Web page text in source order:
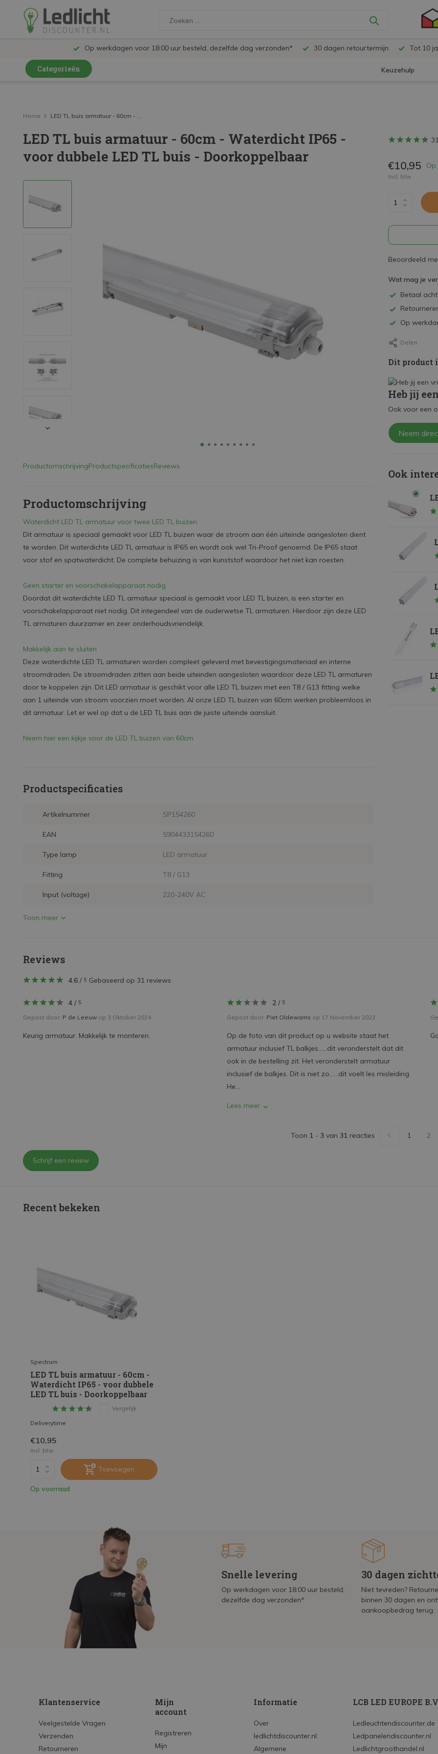
Op werkdagen voor 18:00 uur besteld, dezelfde dag verzonden* 30 dagen retourtermijn Tot 10
Categorieën Keuzehulp
LED Railspots
LED Panelen
LED TL
LED High Bay lampen
Installatiemateriaal
Mega Sale
Home LED TL buis armatuur - 60cm - ...
LED TL buis armatuur - 60cm - Waterdicht IP65 -
voor dubbele LED TL buis - Doorkoppelbaar
ProductomschrijvingProductspecificatiesReviews
Productomschrijving
Waterdicht LED TL armatuur voor twee LED TL buizen
Dit armatuur is speciaal gemaakt voor LED TL buizen waar de stroom aan één uiteinde aangesloten dient
te worden. Dit waterdichte LED TL armatuur is IP65 en wordt ook wel Tri-Proof genoemd. De IP65 staat
voor stof en spatwaterdicht. De complete behuizing is van kunststof waardoor het niet kan roesten.
Geen starter en voorschakelapparaat nodig
Doordat dit waterdichte LED TL armatuur speciaal is gemaakt voor LED TL buizen, is een starter en
voorschakelapparaat niet nodig. Dit integendeel van de ouderwetse TL armaturen. Hierdoor zijn deze LED
TL armaturen duurzamer en zeer onderhoudsvriendelijk.
Makkelijk aan te sluiten
Deze waterdichte LED TL armaturen worden compleet geleverd met bevestigingsmateriaal en interne
stroomdraden. De stroomdraden zitten aan beide uiteinden aangesloten waardoor deze LED TL armaturen
door te koppelen zijn. Dit LED armatuur is geschikt voor alle LED TL buizen met een T8 / G13 fitting welke
aan 1 uiteinde van stroom voorzien moet worden. Al onze LED TL buizen van 60cm werken probleemloos in
dit armatuur. Let er wel op dat u de LED TL buis aan de juiste uiteinde aansluit.
Neem hier een kijkje voor de LED TL buizen van 60cm
Productspecificaties
Artikelnummer SP154260
EAN 5904433154260
Type lamp LED armatuur
Fitting T8 / G13
Input (voltage) 220-240V AC
Toon meer
€10,95
Incl. btw
Beoordeeld
Wat mag je
Betaal
Op
Delen
Dit product
Heb jij
Ook voor een
Neem
Ook
Reviews
4.6 / 5 Gebaseerd op 31 reviews
4 / 5
Gepost door: P de Leeuw op 3 Oktober 2024
Keurig armatuur. Makkelijk te monteren.
2/ 5
Gepost door: Piet Oldewarris op 17 November 2022
Op de foto van dit product op u website staat het
armatuur inclusief TL balkjes……dit veronderstelt dat dit
ook in de bestelling zit. Het veronderstelt armatuur
inclusief de balkjes. Dit is niet zo……dit voelt les misleiding.
He...
Lees meer
Toon 1 - 3 van 31 reacties 1 2
Schrijf een review
Recent bekeken
Spectrum
LED TL buis armatuur - 60cm -
Waterdicht IP65 - voor dubbele
LED TL buis - Doorkoppelbaar
Vergelijk
Deliverytime
€10,95
Incl. btw
Toevoegen
Op voorraad
Snelle levering
Op werkdagen voor 18:00 uur besteld,
dezelfde dag verzonden*
30 dagen
Niet tevreden?
binnen 30 dagen en
aankoopbedrag terug.
Klantenservice
Veelgestelde Vragen
Verzenden
Retourneren
Mijn
account
Registreren
Mijn
Informatie
Over
ledlichtdiscounter.nl
Algemene
LCB LED EUROPE
Ledleuchtendiscounter.de
Ledpanelendiscounter.nl
Ledlichtgroothandel.nl